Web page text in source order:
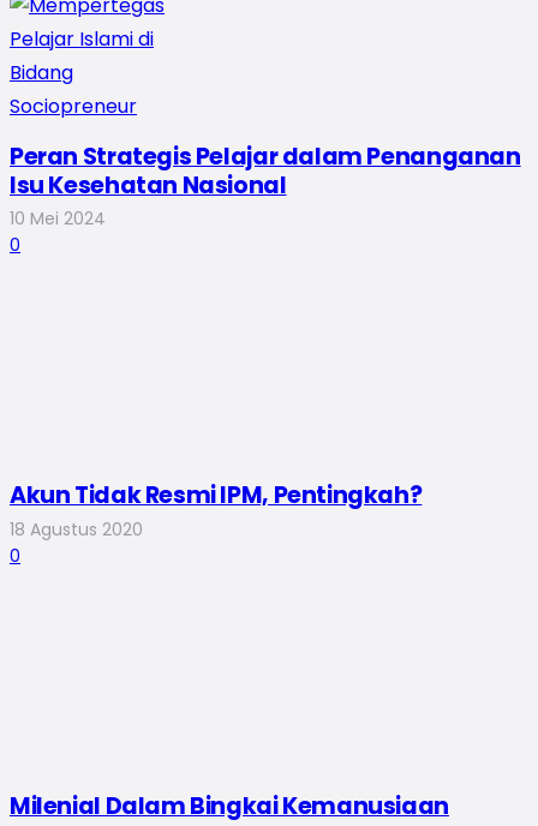
Peran Strategis Pelajar dalam Penanganan
Isu Kesehatan Nasional
10 Mei 2024
0
Akun Tidak Resmi IPM, Pentingkah?
18 Agustus 2020
0
Milenial Dalam Bingkai Kemanusiaan